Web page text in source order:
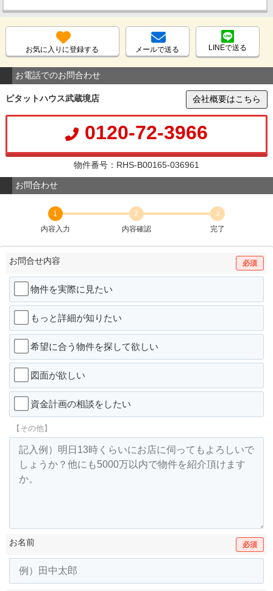
お気に入りに登録する メールで送る LINEで送る
お電話でのお問合わせ
ピタットハウス武蔵境店 会社概要はこちら
0120-72-3966
物件番号：RHS-B00165-036961
お問合わせ
1
内容入力
2
内容確認
3
完了
お問合せ内容 必須
物件を実際に見たい
もっと詳細が知りたい
希望に合う物件を探して欲しい
図面が欲しい
資金計画の相談をしたい
【その他】
お名前 必須